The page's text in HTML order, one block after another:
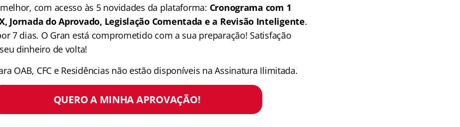
com acesso às 5 novidades da plataforma: Cronograma com 1
Jornada do Aprovado, Legislação Comentada e a Revisão Inteligente.
7 dias. O Gran está comprometido com a sua preparação! Satisfação
dinheiro de volta!
OAB, CFC e Residências não estão disponíveis na Assinatura Ilimitada.
QUERO A MINHA APROVAÇÃO!